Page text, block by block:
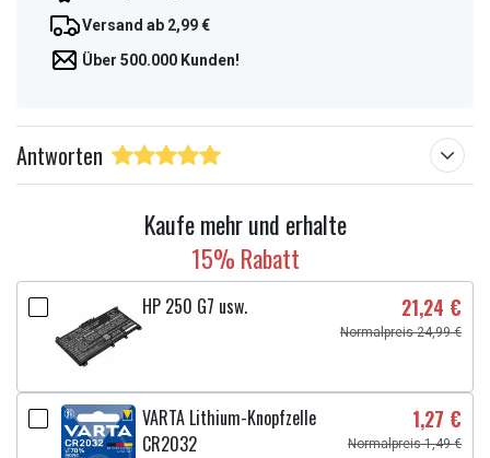
Versand ab 2,99 €
Über 500.000 Kunden!
Antworten
Kaufe mehr und erhalte
15% Rabatt
HP 250 G7 usw. 21,24 €
Normalpreis 24,99 €
VARTA Lithium-Knopfzelle
CR2032
1,27 €
Normalpreis 1,49 €